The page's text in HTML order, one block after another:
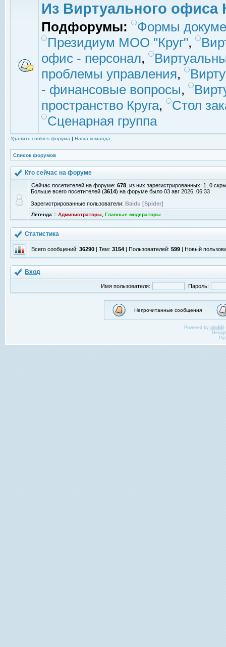
Из Виртуального офиса
Подфорумы:
Формы
Президиум МОО "Круг",
офис - персонал,
проблемы управления,
- финансовые вопросы,
пространство Круга,
Стол
Сценарная группа
Удалить cookies форума | Наша команда
Список форумов
Кто сейчас на форуме
Сейчас посетителей на форуме: 678 , из них зарегистрированных: 1, 0
Больше всего посетителей (3614) на форуме было 03 авг 2026, 06:33
Зарегистрированные пользователи: Baidu [Spider]
Легенда :: Администраторы Главные модераторы
Статистика
Всего сообщений: 36290 | Тем: 3154 | Пользователей: 599 | Новый
Вход
Имя пользователя: Пароль:
Непрочитанные сообщения
Powered by phpBB